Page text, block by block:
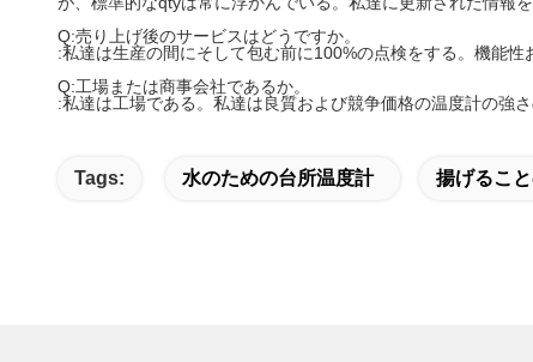
Q:売り上げ後のサービスはどうですか。
:私達は生産の間にそして包む前に100%の点検をする。機能
Q:工場または商事会社であるか。
:私達は工場である。私達は良質および競争価格の温度計の強
Tags: 水のための台所温度計 揚げるこ